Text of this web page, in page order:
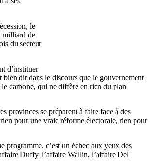
, le
de
du secteur
d’instituer
bien dit dans le discours que le gouvernement
le carbone, qui ne diffère en rien du plan
provinces se préparent à faire face à des
rien pourune vraie réforme électorale, rien pour
programme, c’est un échec aux yeux des
Duffy, l’affaire Wallin, l’affaire Del